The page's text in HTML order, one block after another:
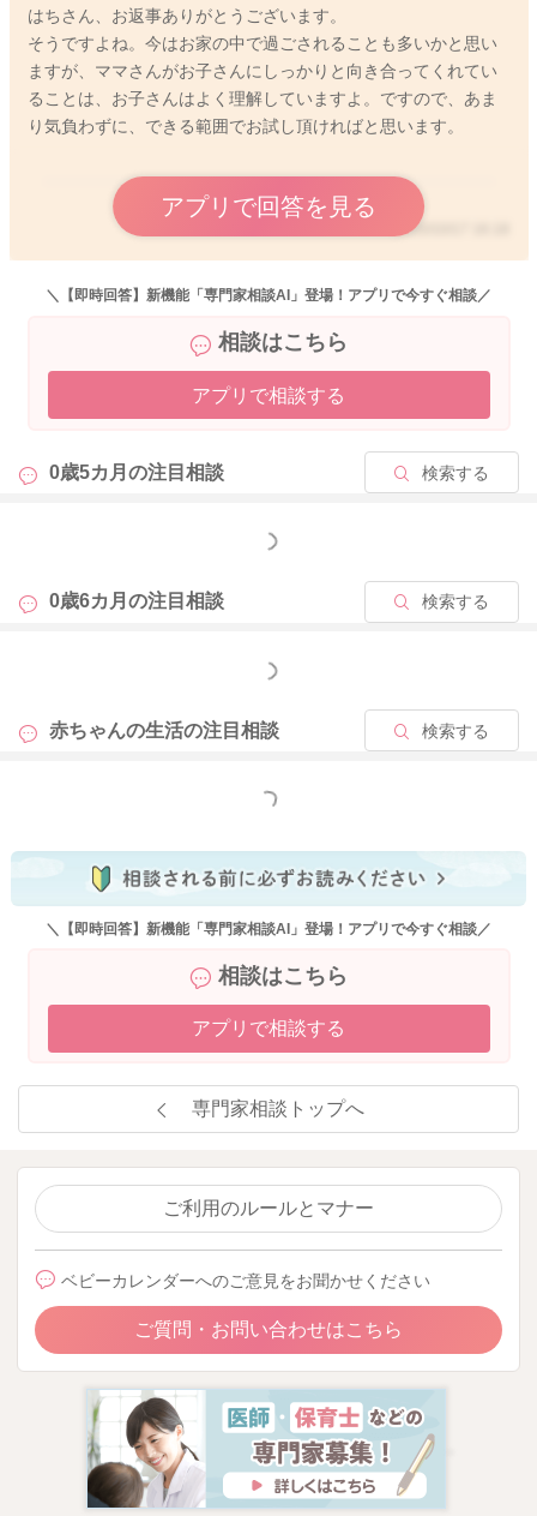
せ、膝を優しく上下に動かして、馬に乗っているような動きを
してみる遊びもありますよ。 その他には、鏡を使った遊びもあ
ります。鏡にうつる自分を見ることで、お子さんが自分を認識
することができ、自分と自分以外の人を区別することにつなが
ります。まだ自分を認識するまでにはいたりませんが、繰り返
始めると思います。 また、手遊び歌をしたり、お腹や脇をこち
ょこちょくすぐることでも、お子さんの五感を刺激しますよ。
よ。お子さんの成長を見守りつつ、様々な遊びをお試しになっ
はちさん、お返事ありがとうございます。
そうですよね。今はお家の中で過ごされることも多いかと思い
ますが、ママさんがお子さんにしっかりと向き合ってくれてい
ることは、お子さんはよく理解していますよ。ですので、あま
り気負わずに、できる範囲でお試し頂ければと思います。
アプリで回答を見る
2020/10/17 16:18
＼【即時回答】新機能「専門家相談AI」登場！アプリで今すぐ相談／
相談はこちら
アプリで相談する
0歳5カ月の注目相談 検索する
もっと見る
0歳6カ月の注目相談 検索する
もっと見る
赤ちゃんの生活の注目相談 検索する
もっと見る
＼【即時回答】新機能「専門家相談AI」登場！アプリで今すぐ相談／
相談はこちら
アプリで相談する
専門家相談トップへ
ご利用のルールとマナー
ベビーカレンダーへのご意見をお聞かせください
ご質問・お問い合わせはこちら